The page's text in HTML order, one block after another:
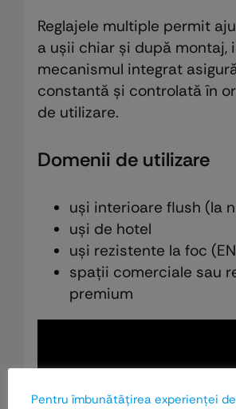
Reglajele multiple permit
a ușii chiar și după montaj,
mecanismul integrat
constantă și controlată în
de utilizare.
Domenii de utilizare
uși interioare flush (la
uși de hotel
uși rezistente la foc
spații comerciale sau
premium
Pentru îmbunătăţirea experienţei